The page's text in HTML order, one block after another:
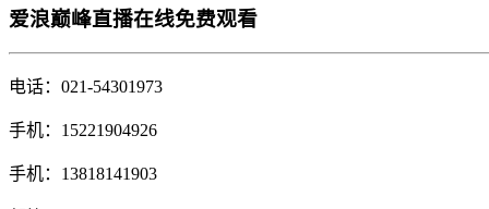
爱浪巅峰直播在线免费观看
电话：021-54301973
手机：15221904926
手机：13818141903